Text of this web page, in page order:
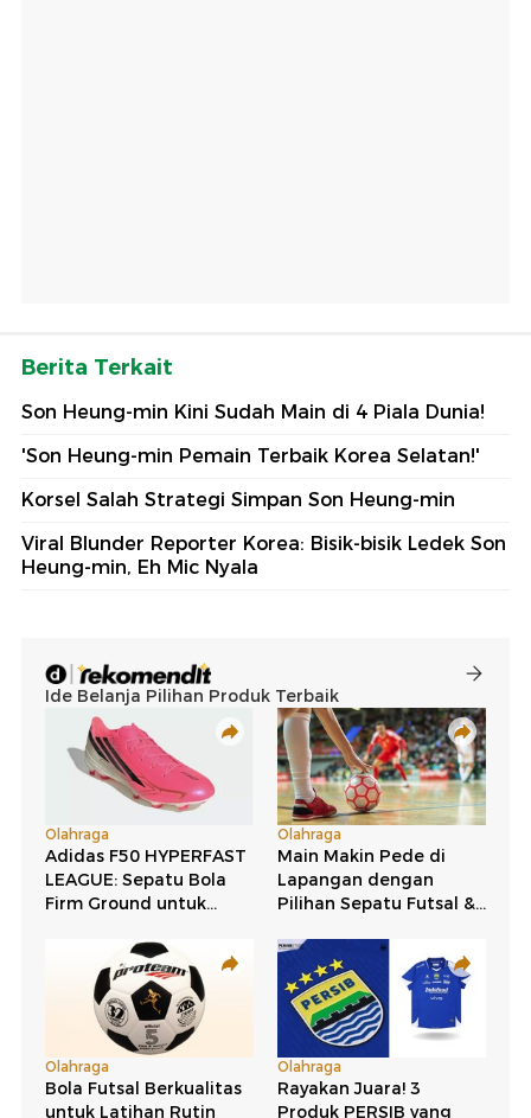
Berita Terkait
Son Heung-min Kini Sudah Main di 4 Piala Dunia!
'Son Heung-min Pemain Terbaik Korea Selatan!'
Korsel Salah Strategi Simpan Son Heung-min
Viral Blunder Reporter Korea: Bisik-bisik Ledek Son
Heung-min, Eh Mic Nyala